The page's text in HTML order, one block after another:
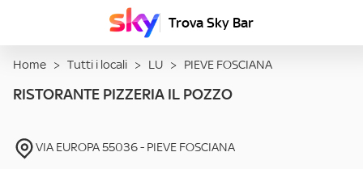
Trova Sky Bar
Home > Tutti i locali > LU > PIEVE FOSCIANA
RISTORANTE PIZZERIA IL POZZO
VIA EUROPA55036- PIEVE FOSCIANA